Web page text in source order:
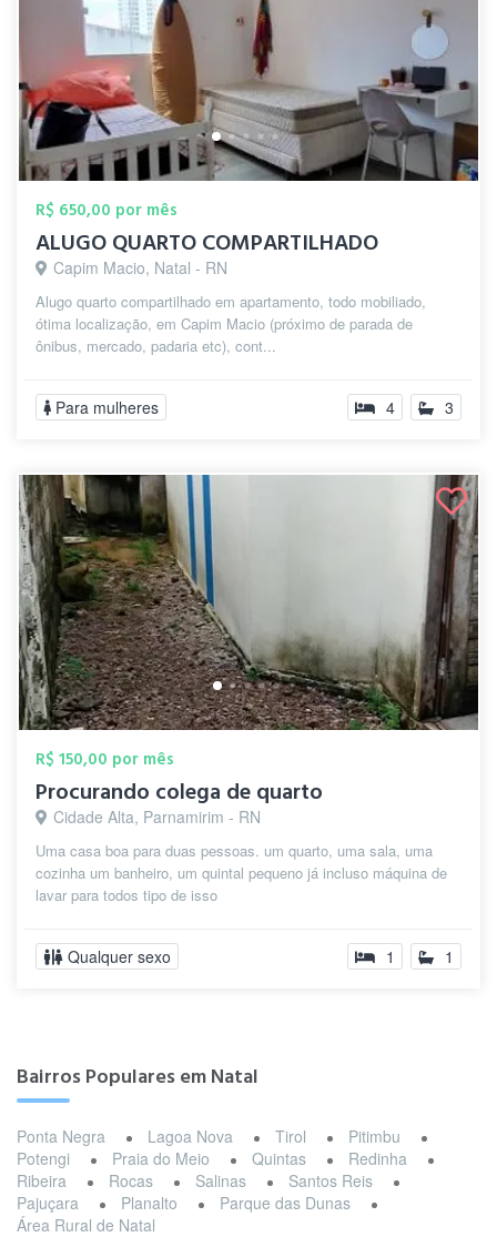
R$ 650,00 por mês
ALUGO QUARTO COMPARTILHADO
Capim Macio, Natal - RN
Alugo quarto compartilhado em apartamento, todo mobiliado,
ótima localização, em Capim Macio (próximo de parada de
ônibus, mercado, padaria etc), cont...
Para mulheres 4 3
R$ 150,00 por mês
Procurando colega de quarto
Cidade Alta, Parnamirim - RN
Uma casa boa para duas pessoas. um quarto, uma sala, uma
cozinha um banheiro, um quintal pequeno já incluso máquina de
lavar para todos tipo de isso
Qualquer sexo 1 1
Bairros Populares em Natal
Ponta Negra Lagoa Nova Tirol
Pitimbu
Potengi
Praia do Meio Quintas
Redinha
Ribeira
Rocas Salinas
Santos Reis
Pajuçara
Planalto
Parque das Dunas
Área Rural de Natal